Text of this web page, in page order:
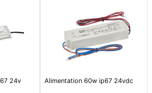
24v Alimentation 60w ip67 24vdc